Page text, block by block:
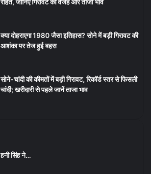
क्या दोहराएगा 1980 जैसा इतिहास? सोने में बड़ी गिरावट की
आशंका पर तेज हुई बहस
सोने-चांदी की कीमतों में बड़ी गिरावट, रिकॉर्ड स्तर से फिसली
चांदी; खरीदारी से पहले जानें ताजा भाव
हनी सिंह ने…